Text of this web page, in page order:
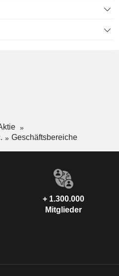
Geschäftsbereiche
+ 1.300.000
Mitglieder